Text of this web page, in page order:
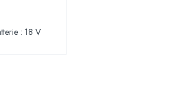
: 18 V